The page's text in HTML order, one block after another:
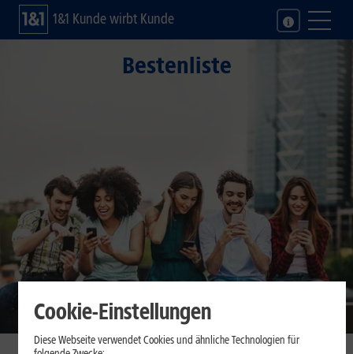
1&1 Kunde wirbt Kunde
Bestenliste
Cookie-Einstellungen
Diese Webseite verwendet Cookies und ähnliche Technologien für